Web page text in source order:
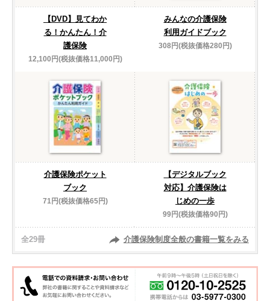
【DVD】見てわか
る！かんたん！介
護保険
12,100円(税抜価格11,000円)
みんなの介護保険
利用ガイドブック
308円(税抜価格280円)
介護保険ポケット
ブック
71円(税抜価格65円)
【デジタルブック
対応】介護保険は
じめの一歩
99円(税抜価格90円)
全29冊 介護保険制度全般の書籍一覧をみる